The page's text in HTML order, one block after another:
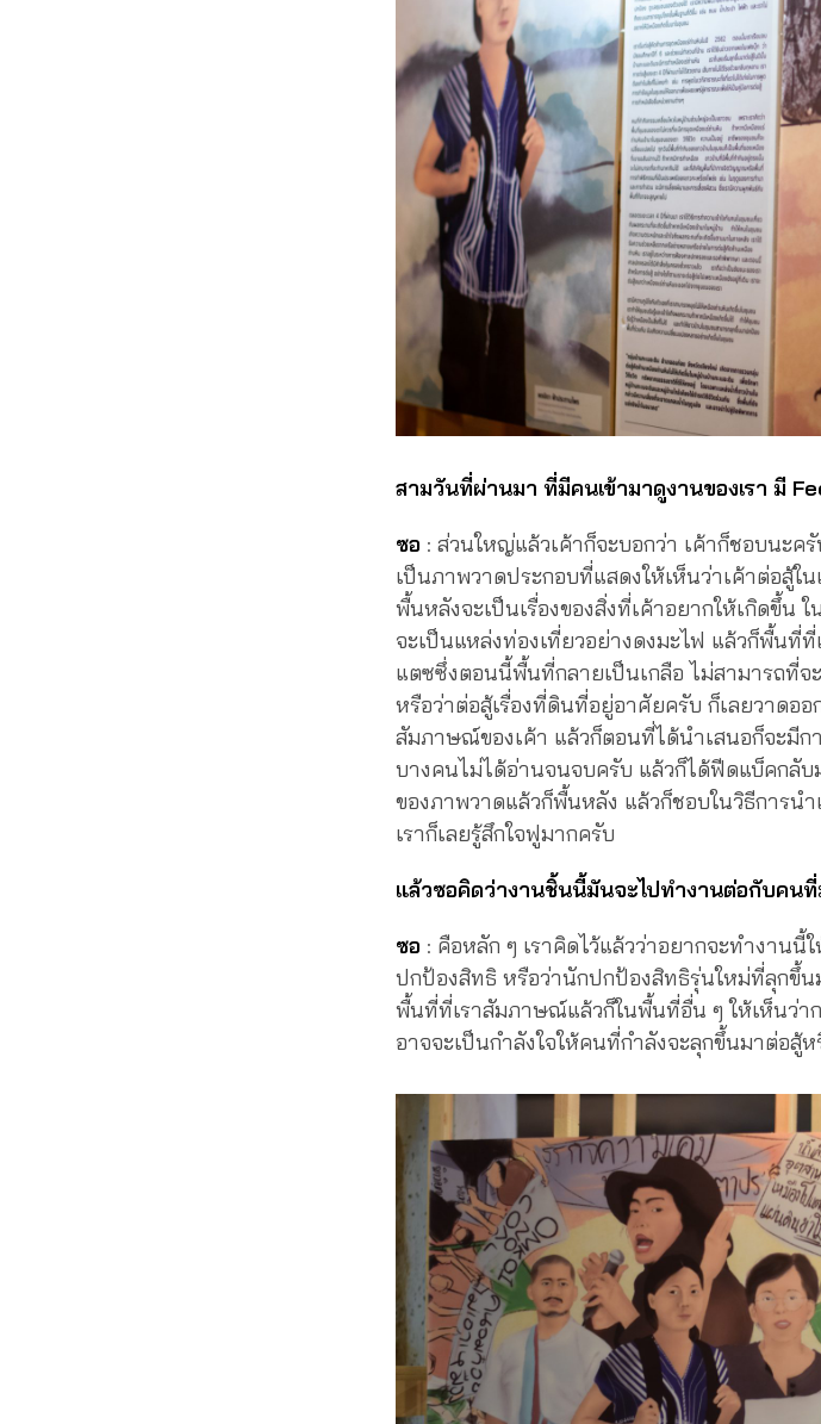
สามวันที่ผ่านมา ที่มีคนเข้ามาดูงานของเรา มี
ซอ : ส่วนใหญ่แล้วเค้าก็จะบอกว่า เค้าก็ชอบนะ
เป็นภาพวาดประกอบที่แสดงให้เห็นว่าเค้าต่อสู้ใ
พื้นหลังจะเป็นเรื่องของสิ่งที่เค้าอยากให้เกิดขึ้น
จะเป็นแหล่งท่องเที่ยวอย่างดงมะไฟ แล้วก็พื้นที่
แตซซึ่งตอนนี้พื้นที่กลายเป็นเกลือ ไม่สามารถที่
หรือว่าต่อสู้เรื่องที่ดินที่อยู่อาศัยครับ ก็เลยวาดอ
สัมภาษณ์ของเค้า แล้วก็ตอนที่ได้นำเสนอก็จะมี
บางคนไม่ได้อ่านจนจบครับ แล้วก็ได้ฟีดแบ็คกลับ
ของภาพวาดแล้วก็พื้นหลัง แล้วก็ชอบในวิธีการน
เราก็เลยรู้สึกใจฟูมากครับ
แล้วซอคิดว่างานชิ้นนี้มันจะไปทำงานต่อกับคนที่
ซอ : คือหลัก ๆ เราคิดไว้แล้วว่าอยากจะทำงาน
ปกป้องสิทธิ หรือว่านักปกป้องสิทธิรุ่นใหม่ที่ลุกขึ้
พื้นที่ที่เราสัมภาษณ์แล้วก็ในพื้นที่อื่น ๆ ให้เห็นว่าก
อาจจะเป็นกำลังใจให้คนที่กำลังจะลุกขึ้นมาต่อสู้